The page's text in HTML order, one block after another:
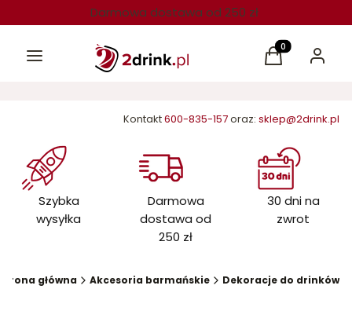
Darmowa dostawa od 250 zł
Menu Produkty w
Koszyk Zaloguj
Kontakt600-835-157oraz: sklep@2drink.pl
Szybka
wysyłka
Darmowa
dostawa od
250 zł
30 dni na
zwrot
główna Akcesoria barmańskie Dekoracje do drinków